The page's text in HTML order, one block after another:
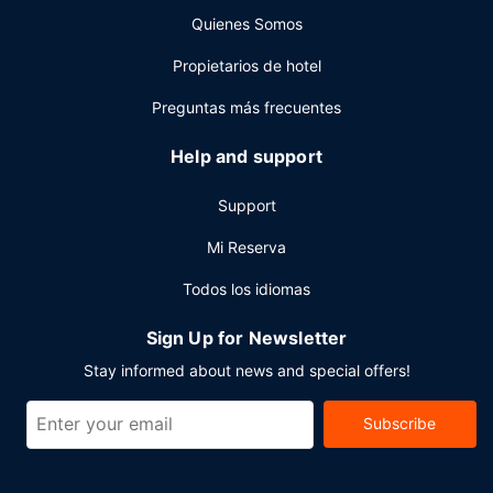
Tendrás un centro de negocios, un servicio de recepción
instalaciones para eventos de este hotel incluyen centro
de conferencias y 5 salas de reuniones. Hay un
aparcamiento limitado disponible.
Quienes Somos
Propietarios de hotel
Preguntas más frecuentes
Help and support
Support
Mi Reserva
Todos los idiomas
Sign Up for Newsletter
Stay informed about news and special offers!
Subscribe